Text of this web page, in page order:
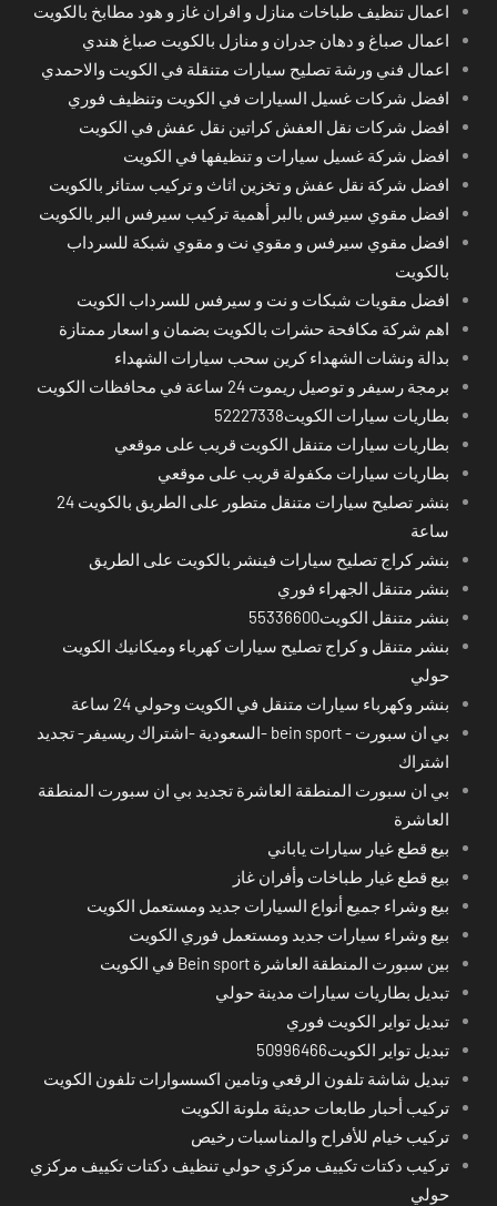
اعمال تنظيف طباخات منازل و افران غاز و هود مطابخ بالكويت
اعمال صباغ و دهان جدران و منازل بالكويت صباغ هندي
اعمال فني ورشة تصليح سيارات متنقلة في الكويت والاحمدي
افضل شركات غسيل السيارات في الكويت وتنظيف فوري
افضل شركات نقل العفش كراتين نقل عفش في الكويت
افضل شركة غسيل سيارات و تنظيفها في الكويت
افضل شركة نقل عفش و تخزين اثاث و تركيب ستائر بالكويت
افضل مقوي سيرفس بالبر أهمية تركيب سيرفس البر بالكويت
افضل مقوي سيرفس و مقوي نت و مقوي شبكة للسرداب
بالكويت
افضل مقويات شبكات و نت و سيرفس للسرداب الكويت
اهم شركة مكافحة حشرات بالكويت بضمان و اسعار ممتازة
بدالة ونشات الشهداء كرين سحب سيارات الشهداء
برمجة رسيفر و توصيل ريموت 24 ساعة في محافظات الكويت
بطاريات سيارات الكويت52227338
بطاريات سيارات متنقل الكويت قريب على موقعي
بطاريات سيارات مكفولة قريب على موقعي
بنشر تصليح سيارات متنقل متطور على الطريق بالكويت 24
ساعة
بنشر كراج تصليح سيارات فينشر بالكويت على الطريق
بنشر متنقل الجهراء فوري
بنشر متنقل الكويت55336600
بنشر متنقل و كراج تصليح سيارات كهرباء وميكانيك الكويت
حولي
بنشر وكهرباء سيارات متنقل في الكويت وحولي 24 ساعة
بي ان سبورت - bein sport -السعودية -اشتراك ريسيفر- تجديد
اشتراك
بي ان سبورت المنطقة العاشرة تجديد بي ان سبورت المنطقة
العاشرة
بيع قطع غيار سيارات ياباني
بيع قطع غيار طباخات وأفران غاز
بيع وشراء جميع أنواع السيارات جديد ومستعمل الكويت
بيع وشراء سيارات جديد ومستعمل فوري الكويت
بين سبورت المنطقة العاشرة Bein sport في الكويت
تبديل بطاريات سيارات مدينة حولي
تبديل تواير الكويت فوري
تبديل تواير الكويت50996466
تبديل شاشة تلفون الرقعي وتامين اكسسوارات تلفون الكويت
تركيب أحبار طابعات حديثة ملونة الكويت
تركيب خيام للأفراح والمناسبات رخيص
تركيب دكتات تكييف مركزي حولي تنظيف دكتات تكييف مركزي
حولي